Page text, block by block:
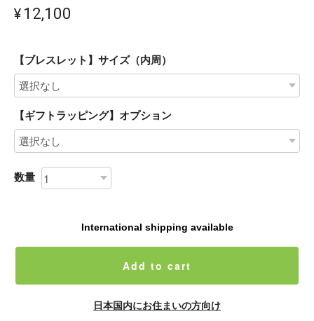
¥12,100
【ブレスレット】サイズ（内周）
【ギフトラッピング】オプション
数量
International shipping available
Add to cart
日本国内にお住まいの方向け